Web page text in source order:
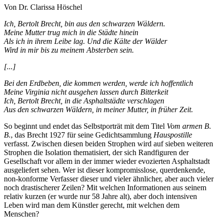
Von Dr. Clarissa Höschel
Ich, Bertolt Brecht, bin aus den schwarzen Wäldern.
Meine Mutter trug mich in die Städte hinein
Als ich in ihrem Leibe lag. Und die Kälte der Wälder
Wird in mir bis zu meinem Absterben sein.
[...]
Bei den Erdbeben, die kommen werden, werde ich hoffentlich
Meine Virginia nicht ausgehen lassen durch Bitterkeit
Ich, Bertolt Brecht, in die Asphaltstädte verschlagen
Aus den schwarzen Wäldern, in meiner Mutter, in früher Zeit.
So beginnt und endet das Selbstporträt mit dem Titel Vom armen B.
B., das Brecht 1927 für seine Gedichtsammlung Hauspostille
verfasst. Zwischen diesen beiden Strophen wird auf sieben weiteren
Strophen die Isolation thematisiert, der sich Randfiguren der
Gesellschaft vor allem in der immer wieder evozierten Asphaltstadt
ausgeliefert sehen. Wer ist dieser kompromisslose, querdenkende,
non-konforme Verfasser dieser und vieler ähnlicher, aber auch vieler
noch drastischerer Zeilen? Mit welchen Informationen aus seinem
relativ kurzen (er wurde nur 58 Jahre alt), aber doch intensiven
Leben wird man dem Künstler gerecht, mit welchen dem
Menschen?